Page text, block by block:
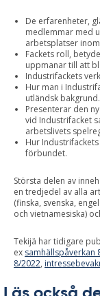
De erfarenheter,
medlemmar med
arbetsplatser
Fackets roll,
uppmanar till att
Industrifackets
Hur man i
utländsk bakgrund.
Presenterar den
vid Industrifacket
arbetslivets
Hur
förbundet.
Största delen av
en tredjedel av alla
(finska, svenska,
och vietnamesiska)
Tekijä har tidigare
ex samhällspåverkan
8/2022,